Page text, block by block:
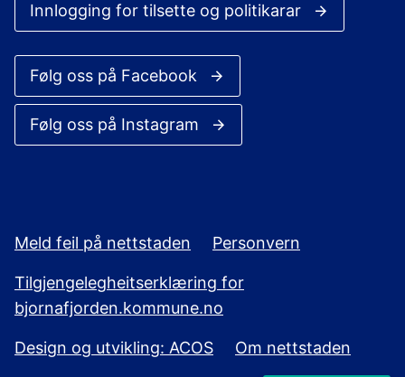
Innlogging for tilsette og politikarar
Følg oss på Facebook
Følg oss på Instagram
Meld feil på nettstaden Personvern
Tilgjengelegheitserklæring for
bjornafjorden.kommune.no
Design og utvikling: ACOS Om nettstaden